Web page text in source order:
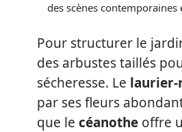
des scènes contemporaines
Pour structurer le
des arbustes taillés
sécheresse. Le laurier-
par ses fleurs
que le céanothe offre